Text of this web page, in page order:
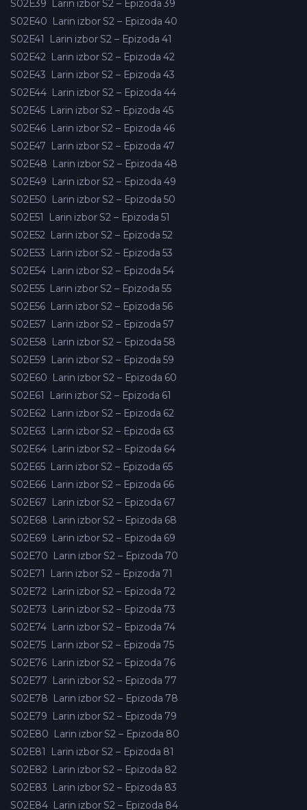
S02E39
Larin izbor S2 – Epizoda 39
S02E40 Larin izbor S2 – Epizoda 40
S02E41
Larin izbor S2 – Epizoda 41
S02E42 Larin izbor S2 – Epizoda 42
S02E43 Larin izbor S2 – Epizoda 43
S02E44 Larin izbor S2 – Epizoda 44
S02E45 Larin izbor S2 – Epizoda 45
S02E46 Larin izbor S2 – Epizoda 46
S02E47 Larin izbor S2 – Epizoda 47
S02E48 Larin izbor S2 – Epizoda 48
S02E49 Larin izbor S2 – Epizoda 49
S02E50 Larin izbor S2 – Epizoda 50
S02E51
Larin izbor S2 – Epizoda 51
S02E52 Larin izbor S2 – Epizoda 52
S02E53 Larin izbor S2 – Epizoda 53
S02E54 Larin izbor S2 – Epizoda 54
S02E55 Larin izbor S2 – Epizoda 55
S02E56 Larin izbor S2 – Epizoda 56
S02E57 Larin izbor S2 – Epizoda 57
S02E58 Larin izbor S2 – Epizoda 58
S02E59 Larin izbor S2 – Epizoda 59
S02E60 Larin izbor S2 – Epizoda 60
S02E61
Larin izbor S2 – Epizoda 61
S02E62 Larin izbor S2 – Epizoda 62
S02E63 Larin izbor S2 – Epizoda 63
S02E64 Larin izbor S2 – Epizoda 64
S02E65 Larin izbor S2 – Epizoda 65
S02E66 Larin izbor S2 – Epizoda 66
S02E67 Larin izbor S2 – Epizoda 67
S02E68 Larin izbor S2 – Epizoda 68
S02E69 Larin izbor S2 – Epizoda 69
S02E70 Larin izbor S2 – Epizoda 70
S02E71
Larin izbor S2 – Epizoda 71
S02E72 Larin izbor S2 – Epizoda 72
S02E73 Larin izbor S2 – Epizoda 73
S02E74 Larin izbor S2 – Epizoda 74
S02E75 Larin izbor S2 – Epizoda 75
S02E76 Larin izbor S2 – Epizoda 76
S02E77 Larin izbor S2 – Epizoda 77
S02E78 Larin izbor S2 – Epizoda 78
S02E79 Larin izbor S2 – Epizoda 79
S02E80 Larin izbor S2 – Epizoda 80
S02E81
Larin izbor S2 – Epizoda 81
S02E82 Larin izbor S2 – Epizoda 82
S02E83 Larin izbor S2 – Epizoda 83
S02E84 Larin izbor S2 – Epizoda 84